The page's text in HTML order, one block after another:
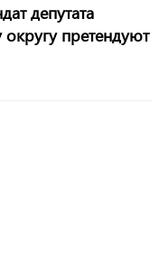
депутата
претендуют